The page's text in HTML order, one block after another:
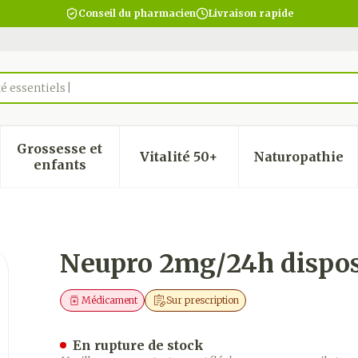
Conseil du pharmacien Livraison rapide
essentiels
catégorie Beauté, soins et hygiène
sous-menu pour la catégorie Régime,
Grossesse et
enfantsAfficher le sous-menu pour la catégorie
Vitalité 50+Afficher le sous-menu
Naturopathie
Afficher
(28)
Neupro 2mg/24h
Sur prescription
Médicament
En rupture de stock